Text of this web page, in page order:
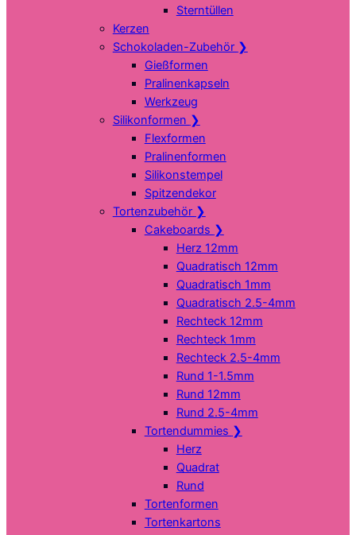
Sterntüllen
Kerzen
Schokoladen-Zubehör ❯
Gießformen
Pralinenkapseln
Werkzeug
Silikonformen ❯
Flexformen
Pralinenformen
Silikonstempel
Spitzendekor
Tortenzubehör ❯
Cakeboards ❯
Herz 12mm
Quadratisch 12mm
Quadratisch 1mm
Quadratisch 2.5-4mm
Rechteck 12mm
Rechteck 1mm
Rechteck 2.5-4mm
Rund 1-1.5mm
Rund 12mm
Rund 2.5-4mm
Tortendummies ❯
Herz
Quadrat
Rund
Tortenformen
Tortenkartons